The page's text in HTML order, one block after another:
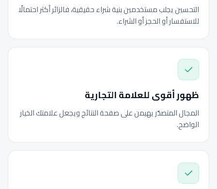
التحسين يجلب مستخدمين بنية شراء حقيقية، فالزائر أكثر احتمالًا
للاستفسار أو الحجز أو الشراء.
ظهور أقوى للعلامة التجارية
المجال المتصدّر يهيمن على صفحة النتائج ويجعل علامتك الخيار
الواضح.